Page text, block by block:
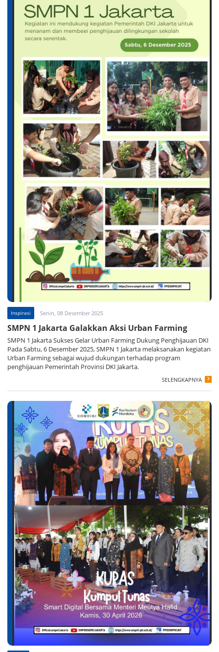
Inspirasi Senin, 08 Desember 2025
SMPN 1 Jakarta Galakkan Aksi Urban Farming
SMPN 1 Jakarta Sukses Gelar Urban Farming Dukung Penghijauan DKI
Pada Sabtu, 6 Desember 2025, SMPN 1 Jakarta melaksanakan kegiatan
Urban Farming sebagai wujud dukungan terhadap program
penghijauan Pemerintah Provinsi DKI Jakarta.
SELENGKAPNYA